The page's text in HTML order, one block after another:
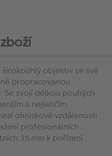
objektiv ve své
propracovanou
svojí délkou pouhých
a nejlehčím
ohniskové vzdálenosti
profesionálních
35 mm k pořízení